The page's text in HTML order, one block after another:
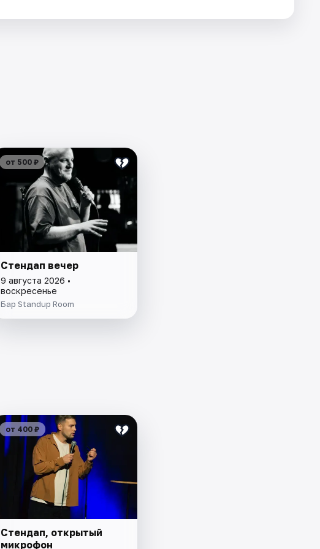
от 500 ₽
Стендап вечер
9 августа 2026 •
воскресенье
Бар Standup Room
от 400 ₽
Стендап, открытый
микрофон